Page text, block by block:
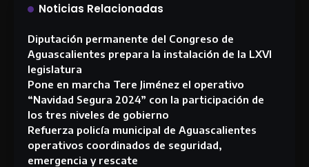
Noticias Relacionadas
Diputación permanente del Congreso de
Aguascalientes prepara la instalación de la LXVI
legislatura
Pone en marcha Tere Jiménez el operativo
“Navidad Segura 2024” con la participación de
los tres niveles de gobierno
Refuerza policía municipal de Aguascalientes
operativos coordinados de seguridad,
emergencia y rescate